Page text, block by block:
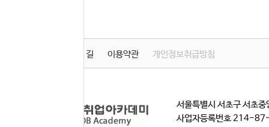
찾아오시는 길 이용약관 개인정보취급방침
서울특별시 서초구 서초
사업자등록번호 214-